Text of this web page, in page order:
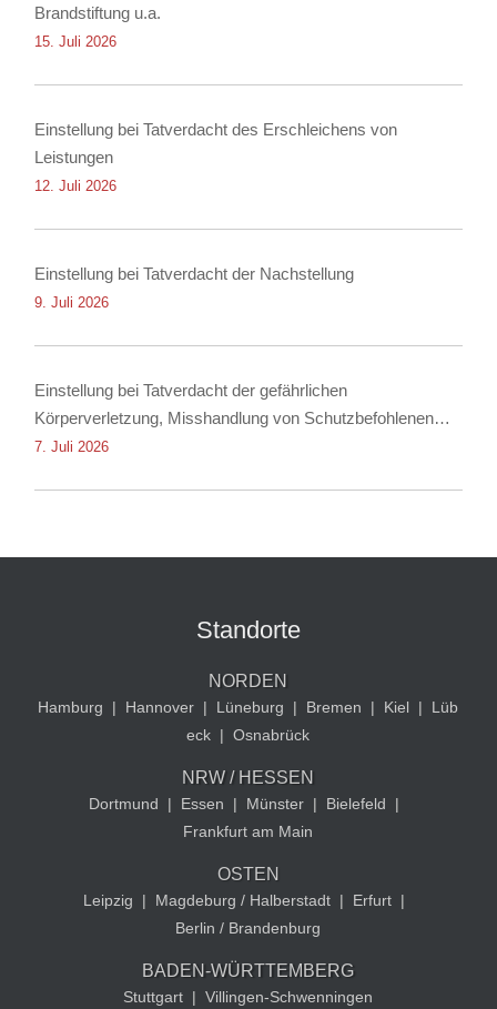
Brandstiftung u.a.
15. Juli 2026
Einstellung bei Tatverdacht des Erschleichens von
Leistungen
12. Juli 2026
Einstellung bei Tatverdacht der Nachstellung
9. Juli 2026
Einstellung bei Tatverdacht der gefährlichen
Körperverletzung, Misshandlung von Schutzbefohlenen
und Nötigung
7. Juli 2026
Standorte
NORDEN
Hamburg | Hannover | Lüneburg | Bremen | Kiel |
Lüb
eck | Osnabrück
NRW / HESSEN
Dortmund | Essen | Münster | Bielefeld
|
Frankfurt am Main
OSTEN
Leipzig | Magdeburg / Halberstadt | Erfurt |
Berlin / Brandenburg
BADEN-WÜRTTEMBERG
Stuttgart | Villingen-Schwenningen